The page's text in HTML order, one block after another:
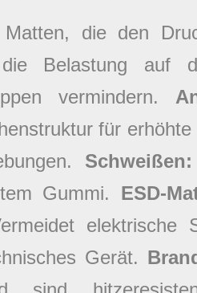
Matten, die den
Belastung auf
vermindern.
für
Gummi. ESD-
elektrische
Gerät.